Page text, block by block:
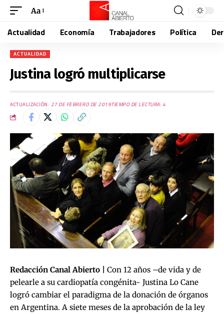
Aa
Actualidad Economía Trabajadores Política
ACTUALIDAD
Justina logró multiplicarse
ACTUALIZACIÓN: 27 DE FEBRERO DE 2019TIEMPO DE LECTURA: 4
Redacción Canal Abierto |
Con 12 años –de vida y de
pelearle a su cardiopatía congénita- Justina Lo Cane
logró cambiar el paradigma de la donación de órganos
en Argentina. A siete meses de la aprobación de la ley